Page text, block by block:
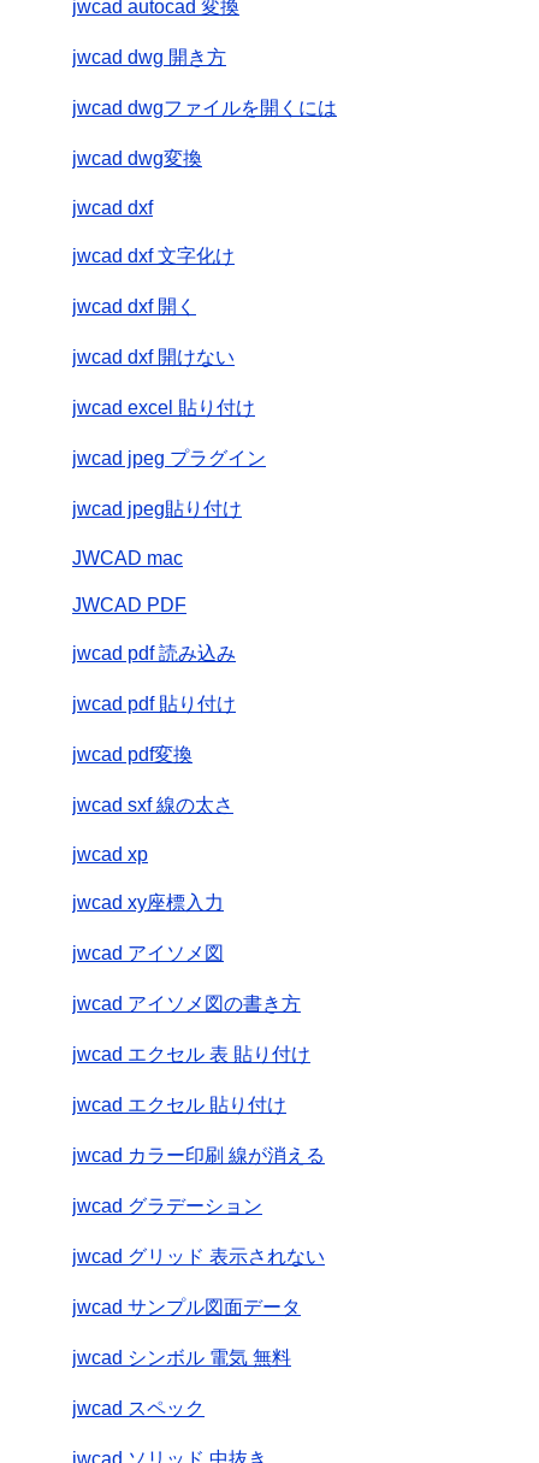
jwcad autocad 変換
jwcad dwg 開き方
jwcad dwgファイルを開くには
jwcad dwg変換
jwcad dxf
jwcad dxf 文字化け
jwcad dxf 開く
jwcad dxf 開けない
jwcad excel 貼り付け
jwcad jpeg プラグイン
jwcad jpeg貼り付け
JWCAD mac
JWCAD PDF
jwcad pdf 読み込み
jwcad pdf 貼り付け
jwcad pdf変換
jwcad sxf 線の太さ
jwcad xp
jwcad xy座標入力
jwcad アイソメ図
jwcad アイソメ図の書き方
jwcad エクセル 表 貼り付け
jwcad エクセル 貼り付け
jwcad カラー印刷 線が消える
jwcad グラデーション
jwcad グリッド 表示されない
jwcad サンプル図面データ
jwcad シンボル 電気 無料
jwcad スペック